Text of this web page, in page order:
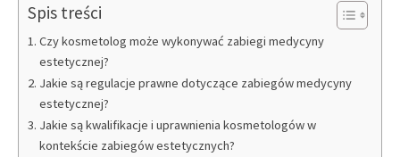
Spis treści
Czy kosmetolog może wykonywać zabiegi medycyny
estetycznej?
Jakie są regulacje prawne dotyczące zabiegów medycyny
estetycznej?
Jakie są kwalifikacje i uprawnienia kosmetologów w
kontekście zabiegów estetycznych?